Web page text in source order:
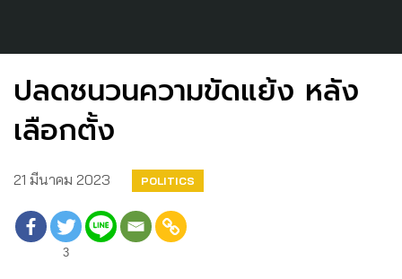
ปลดชนวนความขัดแย้ง หลัง
เลือกตั้ง
21 มีนาคม 2023 POLITICS
3